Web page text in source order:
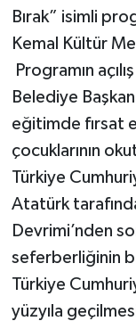
Bırak” isimli
Kemal Kültür
Programın
Belediye
eğitimde fırsat
çocuklarının
Türkiye
Atatürk
Devrimi’nden
seferberliğinin
Türkiye
yüzyıla